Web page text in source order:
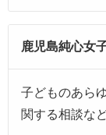
鹿児島純心女
子どものあら
関する相談な